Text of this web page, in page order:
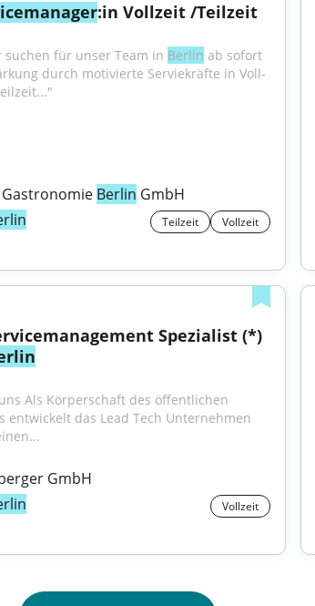
:in Vollzeit /Teilzeit
suchen für unser Team in Berlin ab sofort
durch motivierte Serviekräfte in Voll-
Gastronomie Berlin GmbH
Teilzeit Vollzeit
Spezialist (*)
Als Körperschaft des öffentlichen
entwickelt das Lead Tech Unternehmen
GmbH
Vollzeit